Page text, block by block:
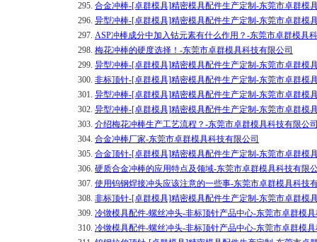
295. 合金冲棒-[卓群模具]精密模具配件生产定制-东莞市卓群模
296. 异型冲棒-[卓群模具]精密模具配件生产定制-东莞市卓群模
297. ASP冲棒成分中加入钴元素有什么作用？-东莞市卓群模具
298. 梅花冲棒的硬度选择！-东莞市卓群模具科技有限公司
299. 异型冲棒-[卓群模具]精密模具配件生产定制-东莞市卓群模
300. 非标顶针-[卓群模具]精密模具配件生产定制-东莞市卓群模
301. 异型冲棒-[卓群模具]精密模具配件生产定制-东莞市卓群模
302. 异型冲棒-[卓群模具]精密模具配件生产定制-东莞市卓群模
303. 介绍梅花冲棒生产工艺流程？-东莞市卓群模具科技有限公
304. 合金冲棒厂家-东莞市卓群模具科技有限公司
305. 合金顶针-[卓群模具]精密模具配件生产定制-东莞市卓群模
306. 硬质合金冲棒的应用特点及领域-东莞市卓群模具科技有限
307. 使用钨钢焊接冲头应该注意的一些事-东莞市卓群模具科技
308. 非标顶针-[卓群模具]精密模具配件生产定制-东莞市卓群模
309. 冷镦模具配件-螺丝冲头-非标顶针产品中心-东莞市卓群模
310. 冷镦模具配件-螺丝冲头-非标顶针产品中心-东莞市卓群模